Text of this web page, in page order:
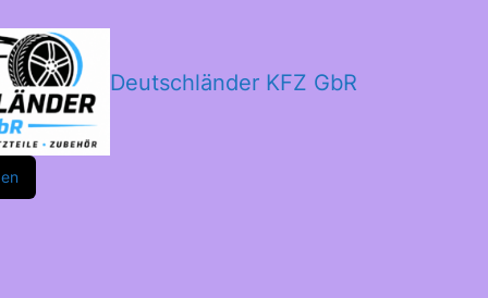
Deutschländer KFZ GbR